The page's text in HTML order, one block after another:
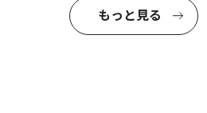
もっと見る